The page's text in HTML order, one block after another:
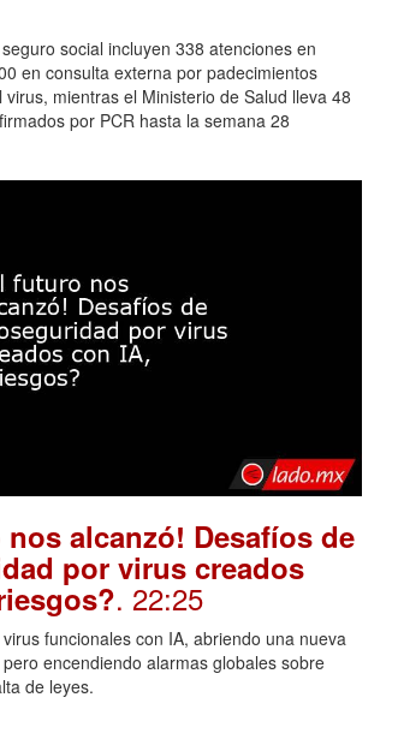
social incluyen 338 atenciones en
en consulta externa por padecimientos
virus, mientras el Ministerio de Salud lleva 48
por PCR hasta la semana 28
nos alcanzó! Desafíos de
por virus creados
. 22:25
funcionales con IA, abriendo una nueva
encendiendo alarmas globales sobre
de leyes.